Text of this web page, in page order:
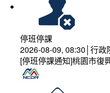
停班停課
2026-08-09, 08:30│行政
[停班停課通知]桃園市復